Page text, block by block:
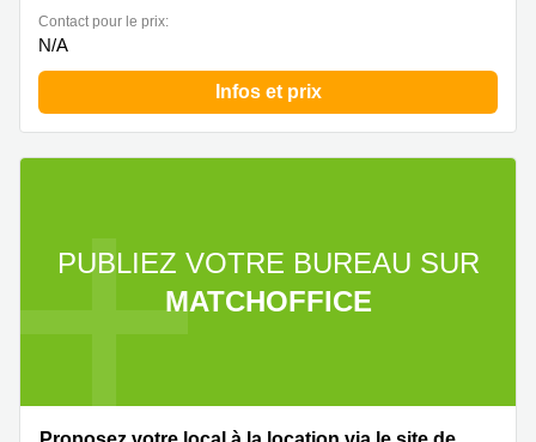
Contact pour le prix:
N/A
Infos et prix
PUBLIEZ VOTRE BUREAU SUR
MATCHOFFICE